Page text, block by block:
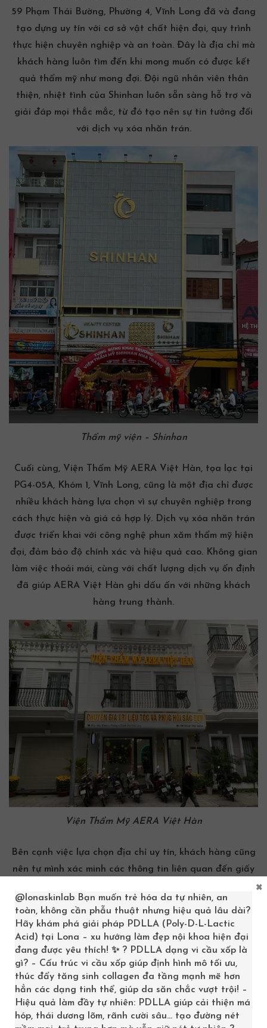
59 Phạm Thái Bường, Phường 4, Vĩnh Long đã và đang
tạo dựng uy tín với cơ sở vật chất hiện đại, quy trình
thực hiện chuyên nghiệp và an toàn. Đây là địa chỉ mà
khách hàng luôn tìm đến khi mong muốn có được kết
quả thẩm mỹ như mong đợi. Đội ngũ nhân viên thân
thiện, nhiệt tình của Shinhan luôn sẵn sàng hỗ trợ và
giải đáp mọi thắc mắc, từ đó tạo nên sự tin tưởng đối
với dịch vụ xóa nhăn trán.
Thẩm mỹ viện – Shinhan
Cuối cùng, Viện Thẩm Mỹ AERA Việt Hàn, tọa lạc tại
PG4-05A, Khóm 1, Vĩnh Long, cũng là một địa chỉ được
nhiều khách hàng lựa chọn vì sự chuyên nghiệp trong
cách thực hiện và giá cả hợp lý. Dịch vụ xóa nhăn trán
được triển khai với công nghệ phun xăm thẩm mỹ hiện
đại, đảm bảo độ chính xác và hiệu quả cao. Không gian
làm việc thoải mái, cùng với chất lượng dịch vụ ổn định
đã giúp AERA Việt Hàn ghi dấu ấn với những khách
hàng trung thành.
Viện Thẩm Mỹ AERA Việt Hàn
Bên cạnh việc lựa chọn địa chỉ uy tín, khách hàng cũng
nên tự mình xác minh các thông tin liên quan đến giấy
sĩ, và phản hồi từ các khách hàng trước đây. Việc tra
cứu các đánh giá, phản hồi từ người đã sử dụng dịch vụ
sẽ giúp bạn có được cái nhìn tổng quan và chính xác
hơn về chất lượng dịch vụ. Điều quan trọng không kém
là phải hiểu rõ quy trình thực hiện – từ việc khâu chuẩn
bị, đảm bảo vô trùng, cho đến khâu chăm sóc hậu quy
trình – nhằm duy trì hiệu quả lâu dài, tránh những tác
dụng không mong muốn.
@lonaskinlab Bạn muốn trẻ hóa da tự nhiên, an
toàn, không cần phẫu thuật nhưng hiệu quả lâu dài?
Hãy khám phá giải pháp PDLLA (Poly-D-L-Lactic
Acid) tại Lona – xu hướng làm đẹp nội khoa hiện đại
đang được yêu thích! ✨ ? PDLLA dạng vi cầu xốp là
gì? – Cấu trúc vi cầu xốp giúp định hình mô tối ưu,
thúc đẩy tăng sinh collagen đa tầng mạnh mẽ hơn
hẳn các dạng tinh thể, giúp da săn chắc vượt trội! –
Hiệu quả làm đầy tự nhiên: PDLLA giúp cải thiện má
hóp, thái dương lõm, rãnh cười sâu… tạo đường nét
×